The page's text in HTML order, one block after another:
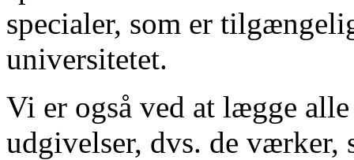
specialer, som er
universitetet.
Vi er også ved at lægge
udgivelser, dvs. de værker,